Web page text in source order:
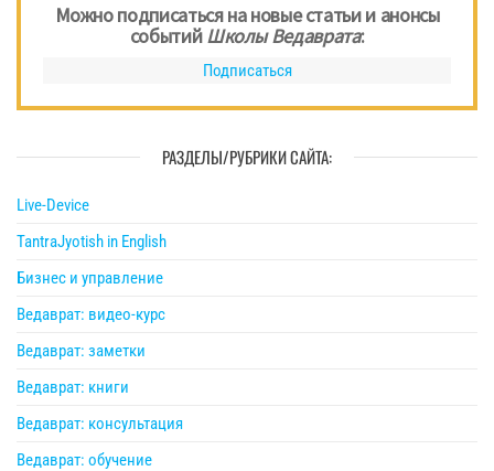
Можно подписаться на новые статьи и анонсы
событий Школы Ведаврата:
Подписаться
РАЗДЕЛЫ/РУБРИКИ САЙТА:
Live-Device
TantraJyotish in English
Бизнес и управление
Ведаврат: видео-курс
Ведаврат: заметки
Ведаврат: книги
Ведаврат: консультация
Ведаврат: обучение